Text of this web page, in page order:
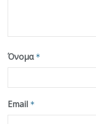
Όνομα *
Email *